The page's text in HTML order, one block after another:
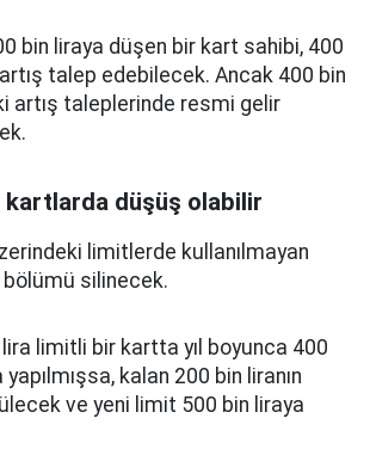
bin liraya düşen bir kart sahibi, 400
talep edebilecek. Ancak 400 bin
artış taleplerinde resmi gelir
düşüş olabilir
limitlerde kullanılmayan
bölümü silinecek.
limitli bir kartta yıl boyunca 400
kalan 200 bin liranın
ve yeni limit 500 bin liraya